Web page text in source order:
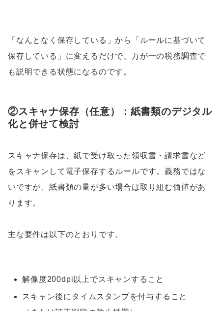
「なんとなく保存している」から「ルールに基づいて
保存している」に変えるだけで、万が一の税務調査で
も説明できる状態になるのです。
②スキャナ保存（任意）：紙書類のデジタル
化と併せて検討
スキャナ保存は、紙で受け取った領収書・請求書など
をスキャンして電子保存するルールです。義務ではな
いですが、紙書類の量が多い場合は取り組む価値があ
ります。
主な要件は以下のとおりです。
解像度200dpi以上でスキャンすること
スキャン後にタイムスタンプを付与すること